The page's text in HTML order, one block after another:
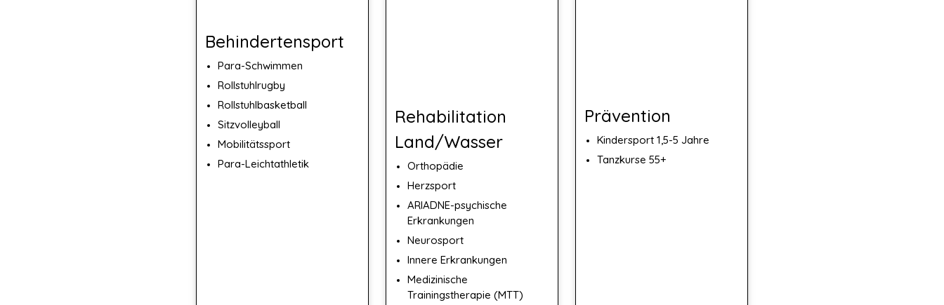
Behindertensport
Para-Schwimmen
Rollstuhlrugby
Rollstuhlbasketball
Sitzvolleyball
Mobilitätssport
Para-Leichtathletik
Rehabilitation
Land/Wasser
Orthopädie
Herzsport
ARIADNE-psychische
Erkrankungen
Neurosport
Innere Erkrankungen
Medizinische
Trainingstherapie (MTT)
Prävention
Kindersport 1,5-5 Jahre
Tanzkurse 55+